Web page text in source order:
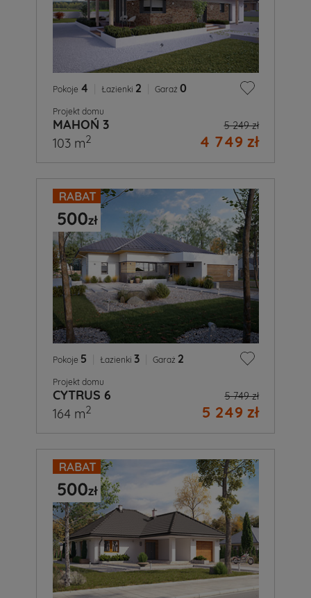
Pokoje 4 Łazienki 2 Garaż 0
Projekt domu
MAHOŃ 3 5 249 zł
4 749 zł
103 m2
Pokoje 5 Łazienki 3 Garaż 2
Projekt domu
CYTRUS 6 5 749 zł
5 249 zł
164 m2